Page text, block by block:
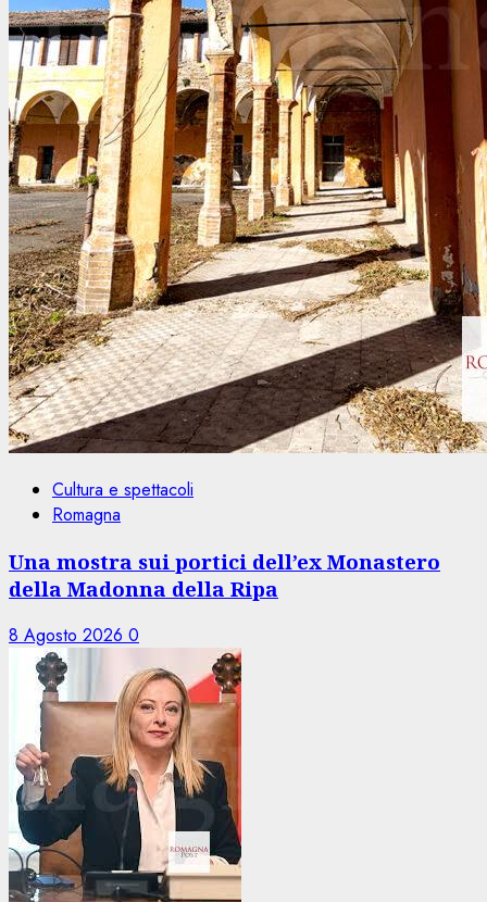
Cultura e spettacoli
Romagna
Una mostra sui portici dell’ex Monastero
della Madonna della Ripa
8 Agosto 2026 0